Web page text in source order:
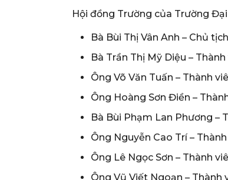
Hội đồng Trường của Trường
Bà Bùi Thị Vân Anh – Chủ
Bà Trần Thị Mỹ Diệu –
Ông Võ Văn Tuấn – Thành
Ông Hoàng Sơn Điền –
Bà Bùi Phạm Lan Phương –
Ông Nguyễn Cao Trí –
Ông Lê Ngọc Sơn – Thành
Ông Vũ Viết Ngoạn – Thành